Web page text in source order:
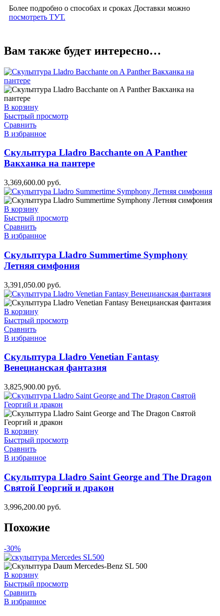
Более подробно о способах и сроках Доставки можно
посмотреть ТУТ.
Вам также будет интересно…
В корзину
Быстрый просмотр
Сравнить
В избранное
Скульптура Lladro Bacchante on A Panther
Вакханка на пантере
3,369,600.00 руб.
В корзину
Быстрый просмотр
Сравнить
В избранное
Скульптура Lladro Summertime Symphony
Летняя симфония
3,391,050.00 руб.
В корзину
Быстрый просмотр
Сравнить
В избранное
Скульптура Lladro Venetian Fantasy
Венецианская фантазия
3,825,900.00 руб.
В корзину
Быстрый просмотр
Сравнить
В избранное
Скульптура Lladro Saint George and The Dragon
Святой Георгий и дракон
3,996,200.00 руб.
Похожие
-30%
В корзину
Быстрый просмотр
Сравнить
В избранное